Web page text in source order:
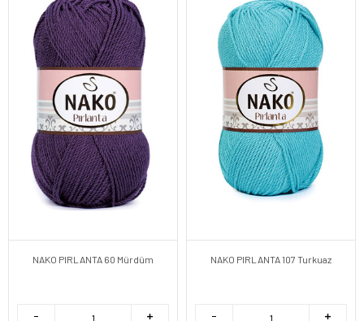
NAKO PIRLANTA 60 Mürdüm NAKO PIRLANTA 107 Turkuaz